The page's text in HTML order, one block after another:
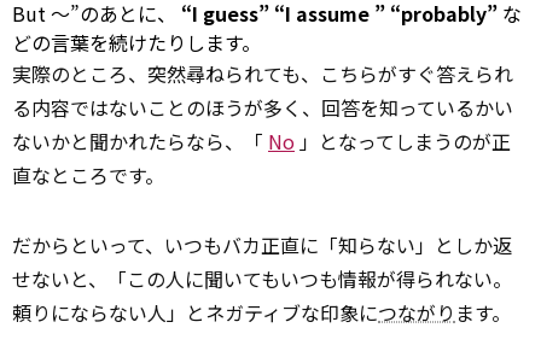
But ～”のあとに、 “I guess” “I assume ” “probably” な
どの言葉を続けたりします。
実際のところ、突然尋ねられても、こちらがすぐ答えられ
る内容ではないことのほうが多く、回答を知っているかい
ないかと聞かれたらなら、「 No 」となってしまうのが正
直なところです。
だからといって、いつもバカ正直に「知らない」としか返
せないと、「この人に聞いてもいつも情報が得られない。
頼りにならない人」とネガティブな印象につながり ます。